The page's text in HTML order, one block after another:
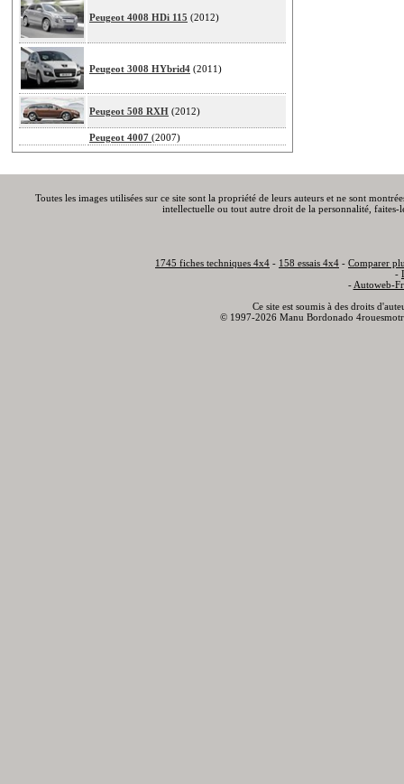
Peugeot 4008 HDi 115 (2012)
Peugeot 3008 HYbrid4 (2011)
Peugeot 508 RXH (2012)
Peugeot 4007 (2007)
Toutes les images utilisées sur ce site sont la propriété de leurs auteurs et ne sont
intellectuelle ou tout autre droit de la personnalité,
1745 fiches techniques 4x4 - 158 essais 4x4 - Comparer
-
- Autoweb-
Ce site est soumis à des droits
© 1997-2026 Manu Bordonado